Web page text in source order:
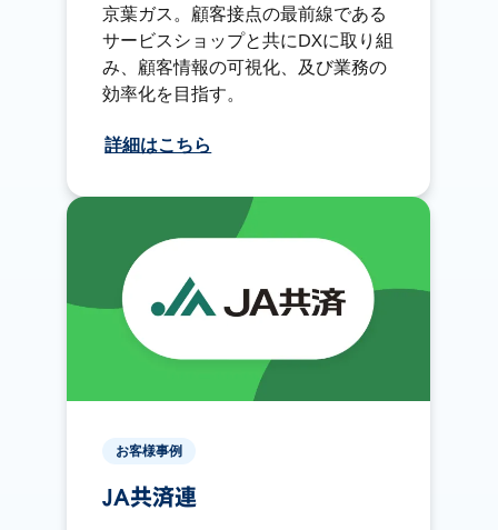
京葉ガス。顧客接点の最前線である
サービスショップと共にDXに取り組
み、顧客情報の可視化、及び業務の
効率化を目指す。
詳細はこちら
お客様事例
JA共済連